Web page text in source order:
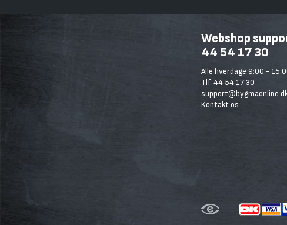
Webshop
44 54 17 30
Alle hverdage 9:00 -
Tlf. 44 54 17 30
Kontakt os